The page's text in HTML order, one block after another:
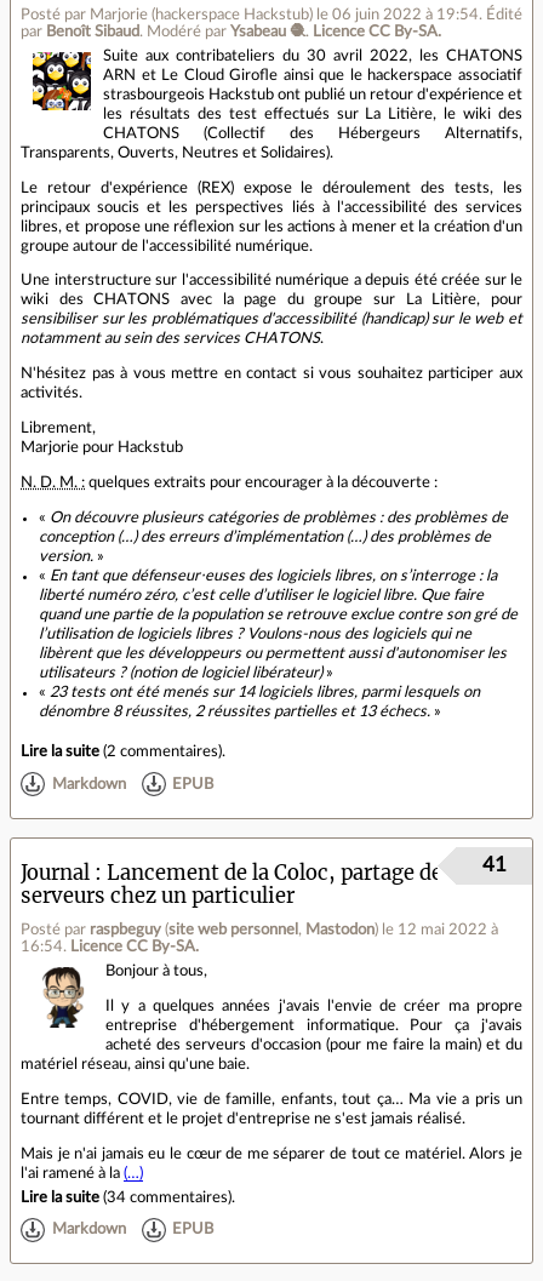
Posté par Marjorie (hackerspace Hackstub) le 06 juin 2022 à 19:54. Édité
par Benoît Sibaud. Modéré par Ysabeau 🧶. Licence CC By‑SA.
Suite aux contribateliers du 30 avril 2022, les CHATONS
ARN et Le Cloud Girofle ainsi que le hackerspace associatif
strasbourgeois Hackstub ont publié un retour d'expérience et
les résultats des test effectués sur La Litière, le wiki des
CHATONS (Collectif des Hébergeurs Alternatifs,
Transparents, Ouverts, Neutres et Solidaires).
Le retour d'expérience (REX) expose le déroulement des tests, les
principaux soucis et les perspectives liés à l'accessibilité des services
libres, et propose une réflexion sur les actions à mener et la création d'un
groupe autour de l'accessibilité numérique.
Une interstructure sur l'accessibilité numérique a depuis été créée sur le
wiki des CHATONS avec la page du groupe sur La Litière, pour
sensibiliser sur les problématiques d'accessibilité (handicap) sur le web et
notamment au sein des services CHATONS.
N'hésitez pas à vous mettre en contact si vous souhaitez participer aux
activités.
Librement,
Marjorie pour Hackstub
N. D. M. : quelques extraits pour encourager à la découverte :
« On découvre plusieurs catégories de problèmes : des problèmes de
conception (…) des erreurs d’implémentation (…) des problèmes de
version. »
« En tant que défenseur⋅euses des logiciels libres, on s’interroge : la
liberté numéro zéro, c’est celle d’utiliser le logiciel libre. Que faire
quand une partie de la population se retrouve exclue contre son gré de
l’utilisation de logiciels libres ? Voulons-nous des logiciels qui ne
libèrent que les développeurs ou permettent aussi d'autonomiser les
utilisateurs ? (notion de logiciel libérateur)»
« 23 tests ont été menés sur 14 logiciels libres, parmi lesquels on
dénombre 8 réussites, 2 réussites partielles et 13 échecs. »
Lire la suite (2 commentaires).
Markdown EPUB
Journal
Lancement de la Coloc, partage de
serveurs chez un particulier
Posté par raspbeguy (site web personnel , Mastodon) le 12 mai 2022 à
16:54. Licence CC By‑SA.
41
Bonjour à tous,
Il y a quelques années j'avais l'envie de créer ma propre
entreprise d'hébergement informatique. Pour ça j'avais
acheté des serveurs d'occasion (pour me faire la main) et du
matériel réseau, ainsi qu'une baie.
Entre temps, COVID, vie de famille, enfants, tout ça… Ma vie a pris un
tournant différent et le projet d'entreprise ne s'est jamais réalisé.
Mais je n'ai jamais eu le cœur de me séparer de tout ce matériel. Alors je
l'ai ramené à la (…)
Lire la suite (34 commentaires).
Markdown EPUB